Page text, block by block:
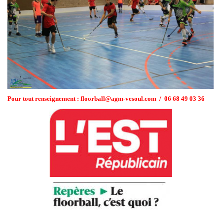
Pour tout renseignement : floorball@agm-vesoul.com / 06 68 49 03 36